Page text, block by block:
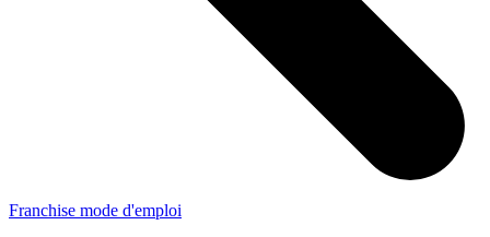
Franchise mode d'emploi